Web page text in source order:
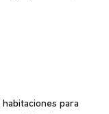
habitaciones para